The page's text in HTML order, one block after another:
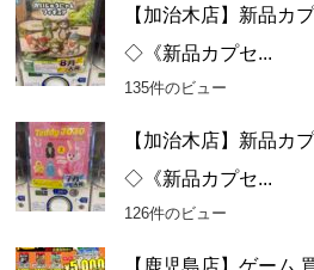
【加治木店】新品カ
◇《新品カプセ...
135件のビュー
【加治木店】新品カ
◇《新品カプセ...
126件のビュー